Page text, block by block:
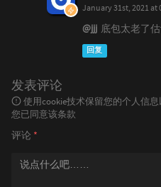
January 31st, 2021 at
@jjj 底包太老了
回复
发表评论
使用cookie技术保留您的个人信
您已同意该条款
评论 *